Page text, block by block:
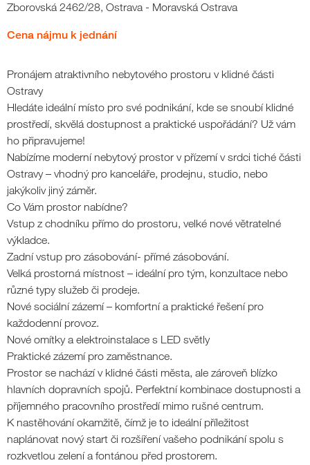
Zborovská 2462/28, Ostrava - Moravská Ostrava
Cena nájmu k jednání
Pronájem atraktivního nebytového prostoru v klidné části
Ostravy
Hledáte ideální místo pro své podnikání, kde se snoubí klidné
prostředí, skvělá dostupnost a praktické uspořádání? Už vám
ho připravujeme!
Nabízíme moderní nebytový prostor v přízemí v srdci tiché části
Ostravy – vhodný pro kanceláře, prodejnu, studio, nebo
jakýkoliv jiný záměr.
Co Vám prostor nabídne?
Vstup z chodníku přímo do prostoru, velké nové větratelné
výkladce.
Zadní vstup pro zásobování- přímé zásobování.
Velká prostorná místnost – ideální pro tým, konzultace nebo
různé typy služeb či prodeje.
Nové sociální zázemí – komfortní a praktické řešení pro
každodenní provoz.
Nové omítky a elektroinstalace s LED světly
Praktické zázemí pro zaměstnance.
Prostor se nachází v klidné části města, ale zároveň blízko
hlavních dopravních spojů. Perfektní kombinace dostupnosti a
příjemného pracovního prostředí mimo rušné centrum.
K nastěhování okamžitě, čímž je to ideální příležitost
naplánovat nový start či rozšíření vašeho podnikání spolu s
rozkvetlou zelení a fontánou před prostorem.